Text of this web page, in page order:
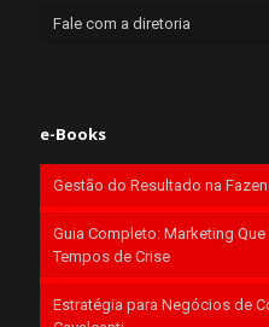
Fale com a diretoria
e-Books
Gestão do Resultado na
Guia Completo: Marketing
Tempos de Crise
Estratégia para Negócios de